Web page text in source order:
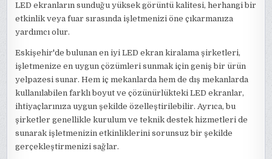
LED ekranların sunduğu yüksek görüntü kalitesi, herhangi bir
etkinlik veya fuar sırasında işletmenizi öne çıkarmanıza
yardımcı olur.
Eskişehir'de bulunan en iyi LED ekran kiralama şirketleri,
işletmenize en uygun çözümleri sunmak için geniş bir ürün
yelpazesi sunar. Hem iç mekanlarda hem de dış mekanlarda
kullanılabilen farklı boyut ve çözünürlükteki LED ekranlar,
ihtiyaçlarınıza uygun şekilde özelleştirilebilir. Ayrıca, bu
şirketler genellikle kurulum ve teknik destek hizmetleri de
sunarak işletmenizin etkinliklerini sorunsuz bir şekilde
gerçekleştirmenizi sağlar.